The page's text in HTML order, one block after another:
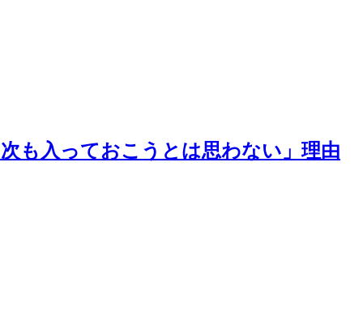
も入っておこうとは思わない」理由